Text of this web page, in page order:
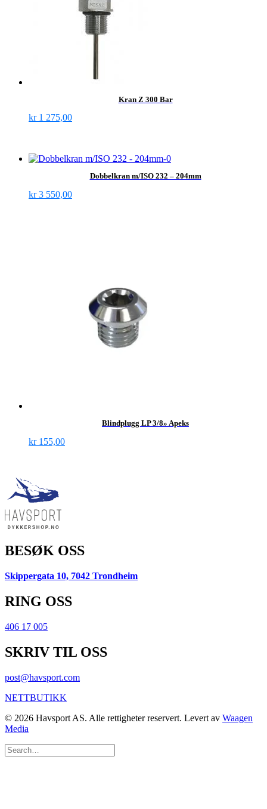
Kran Z 300 Bar
kr1 275,00
Dobbelkran m/ISO 232 – 204mm
kr3 550,00
Blindplugg LP 3/8» Apeks
kr155,00
BESØK OSS
Skippergata 10, 7042 Trondheim
RING OSS
406 17 005
SKRIV TIL OSS
post@havsport.com
NETTBUTIKK
© 2026 Havsport AS. Alle rettigheter reservert. Levert av Waagen
Media